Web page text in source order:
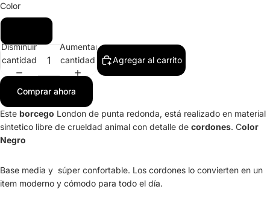
Color
Disminuir
cantidad
Aumentar
cantidad
Agregar al carrito
Comprar ahora
Este borcego London de punta redonda, está realizado en material
sintetico libre de crueldad animal con detalle de cordones. Color
Negro
Base media y súper confortable. Los cordones lo convierten en un
item moderno y cómodo para todo el día.